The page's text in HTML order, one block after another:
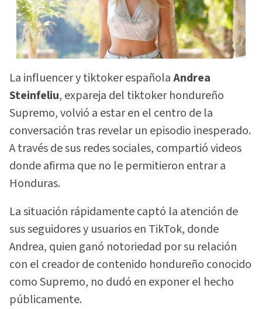
La influencer y tiktoker españolaAndrea
Steinfeliu, expareja del tiktoker hondureño
Supremo, volvió a estar en el centro de la
conversación tras revelar un episodio inesperado.
A través de sus redes sociales, compartió videos
donde afirma que no le permitieron entrar a
Honduras.
La situación rápidamente captó la atención de
sus seguidores y usuarios en TikTok, donde
Andrea, quien ganó notoriedad por su relación
con el creador de contenido hondureño conocido
como Supremo, no dudó en exponer el hecho
públicamente.